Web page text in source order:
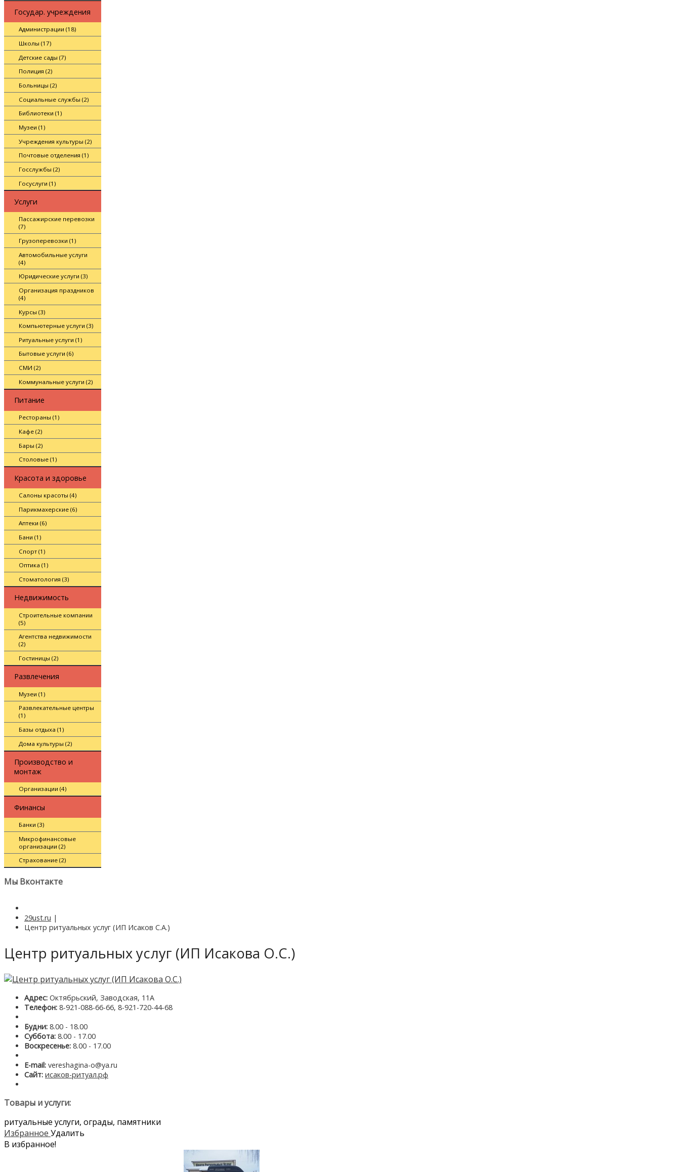
Государ. учреждения
Администрации (18)
Школы (17)
Детские сады (7)
Полиция (2)
Больницы (2)
Социальные службы (2)
Библиотеки (1)
Музеи (1)
Учреждения культуры (2)
Почтовые отделения (1)
Госслужбы (2)
Госуслуги (1)
Услуги
Пассажирские перевозки
(7)
Грузоперевозки (1)
Автомобильные услуги
(4)
Юридические услуги (3)
Организация праздников
(4)
Курсы (3)
Компьютерные услуги (3)
Ритуальные услуги (1)
Бытовые услуги (6)
СМИ (2)
Коммунальные услуги (2)
Питание
Рестораны (1)
Кафе (2)
Бары (2)
Столовые (1)
Красота и здоровье
Салоны красоты (4)
Парикмахерские (6)
Аптеки (6)
Бани (1)
Спорт (1)
Оптика (1)
Стоматология (3)
Недвижимость
Строительные компании
(5)
Агентства недвижимости
(2)
Гостиницы (2)
Развлечения
Музеи (1)
Развлекательные центры
(1)
Базы отдыха (1)
Дома культуры (2)
Производство и
монтаж
Организации (4)
Финансы
Банки (3)
Микрофинансовые
организации (2)
Страхование (2)
Мы Вконтакте
29ust.ru |
Центр ритуальных услуг (ИП Исаков С.А.)
Центр ритуальных услуг (ИП Исакова О.С.)
Адрес: Октябрьский, Заводская, 11А
Телефон: 8-921-088-66-66, 8-921-720-44-68
Будни: 8.00 - 18.00
Суббота: 8.00 - 17.00
Воскресенье: 8.00 - 17.00
E-mail: vereshagina-o@ya.ru
Сайт: исаков-ритуал.рф
Товары и услуги:
ритуальные услуги, ограды, памятники
Избранное Удалить
В избранное!